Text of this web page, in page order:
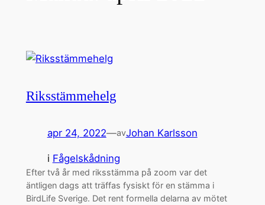
Riksstämmehelg
apr 24, 2022—avJohan Karlsson
i Fågelskådning
Efter två år med riksstämma på zoom var det
äntligen dags att träffas fysiskt för en stämma i
BirdLife Sverige. Det rent formella delarna av mötet